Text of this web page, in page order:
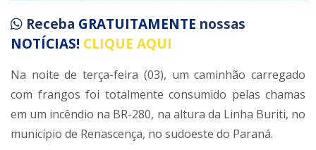
Receba GRATUITAMENTE nossas
NOTÍCIAS! CLIQUE AQUI
Na noite de terça-feira (03), um caminhão carregado
com frangos foi totalmente consumido pelas chamas
em um incêndio na BR-280, na altura da Linha Buriti, no
município de Renascença, no sudoeste do Paraná.